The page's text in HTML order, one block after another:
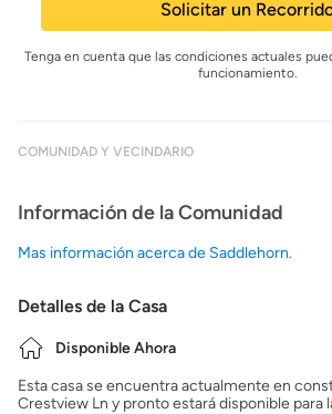
Solicitar un
Tenga en cuenta que las condiciones actuales
funcionamiento.
COMUNIDAD Y VECINDARIO
Información de la Comunidad
Mas información acerca de Saddlehorn.
Detalles de la Casa
Disponible Ahora
Esta casa se encuentra actualmente en
Crestview Ln y pronto estará disponible para